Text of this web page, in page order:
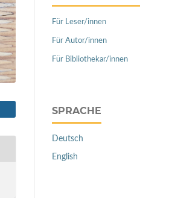
Für Leser/innen
Für Autor/innen
Für Bibliothekar/innen
SPRACHE
Deutsch
English